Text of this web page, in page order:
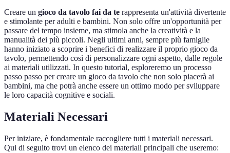
Creare un gioco da tavolo fai da te rappresenta un'attività divertente
e stimolante per adulti e bambini. Non solo offre un'opportunità per
passare del tempo insieme, ma stimola anche la creatività e la
manualità dei più piccoli. Negli ultimi anni, sempre più famiglie
hanno iniziato a scoprire i benefici di realizzare il proprio gioco da
tavolo, permettendo così di personalizzare ogni aspetto, dalle regole
ai materiali utilizzati. In questo tutorial, esploreremo un processo
passo passo per creare un gioco da tavolo che non solo piacerà ai
bambini, ma che potrà anche essere un ottimo modo per sviluppare
le loro capacità cognitive e sociali.
Materiali Necessari
Per iniziare, è fondamentale raccogliere tutti i materiali necessari.
Qui di seguito trovi un elenco dei materiali principali che useremo: